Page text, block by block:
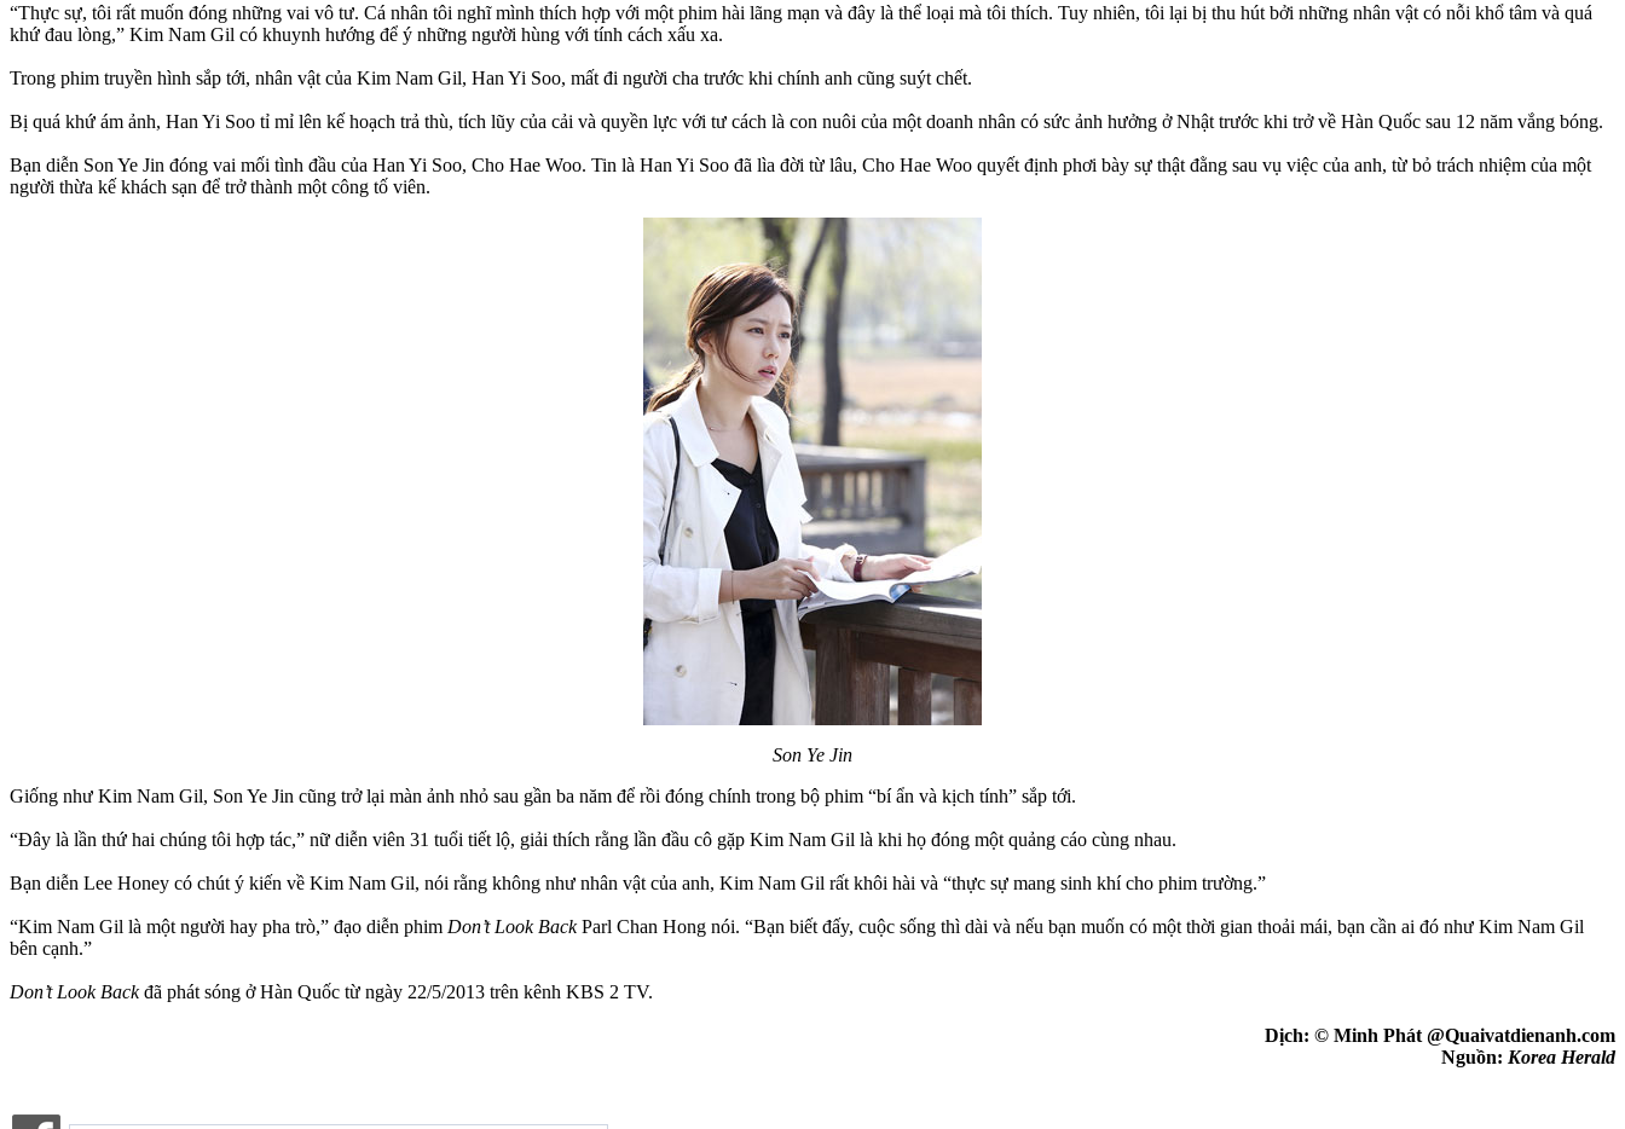
“Thực sự, tôi rất muốn đóng những vai vô tư. Cá nhân tôi nghĩ mình thích hợp với một phim hài lãng mạn và đây là thể loại mà tôi thích. Tuy nhiên, tôi lại bị thu hút bởi những nhân vật có nỗi khổ tâm và quá
khứ đau lòng,” Kim Nam Gil có khuynh hướng để ý những người hùng với tính cách xấu xa.
Trong phim truyền hình sắp tới, nhân vật của Kim Nam Gil, Han Yi Soo, mất đi người cha trước khi chính anh cũng suýt chết.
Bị quá khứ ám ảnh, Han Yi Soo tỉ mỉ lên kế hoạch trả thù, tích lũy của cải và quyền lực với tư cách là con nuôi của một doanh nhân có sức ảnh hưởng ở Nhật trước khi trở về Hàn Quốc sau 12 năm vắng bóng.
Bạn diễn Son Ye Jin đóng vai mối tình đầu của Han Yi Soo, Cho Hae Woo. Tin là Han Yi Soo đã lìa đời từ lâu, Cho Hae Woo quyết định phơi bày sự thật đằng sau vụ việc của anh, từ bỏ trách nhiệm của một
người thừa kế khách sạn để trở thành một công tố viên.
Son Ye Jin
Giống như Kim Nam Gil, Son Ye Jin cũng trở lại màn ảnh nhỏ sau gần ba năm để rồi đóng chính trong bộ phim “bí ẩn và kịch tính” sắp tới.
“Đây là lần thứ hai chúng tôi hợp tác,” nữ diễn viên 31 tuổi tiết lộ, giải thích rằng lần đầu cô gặp Kim Nam Gil là khi họ đóng một quảng cáo cùng nhau.
Bạn diễn Lee Honey có chút ý kiến về Kim Nam Gil, nói rằng không như nhân vật của anh, Kim Nam Gil rất khôi hài và “thực sự mang sinh khí cho phim trường.”
“Kim Nam Gil là một người hay pha trò,” đạo diễn phim Don’t Look BackParl Chan Hong nói. “Bạn biết đấy, cuộc sống thì dài và nếu bạn muốn có một thời gian thoải mái, bạn cần ai đó như Kim Nam Gil
bên cạnh.”
Don’t Look Backđã phát sóng ở Hàn Quốc từ ngày 22/5/2013 trên kênh KBS 2 TV.
Dịch: © Minh Phát @Quaivatdienanh.com
Nguồn: Korea Herald